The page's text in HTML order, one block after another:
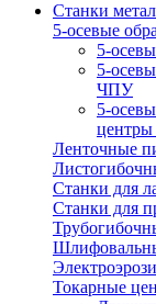
Станки
5-осевые
5-
5-
ЧПУ
5-
Ленточные
Станки для
Станки для
Токарные